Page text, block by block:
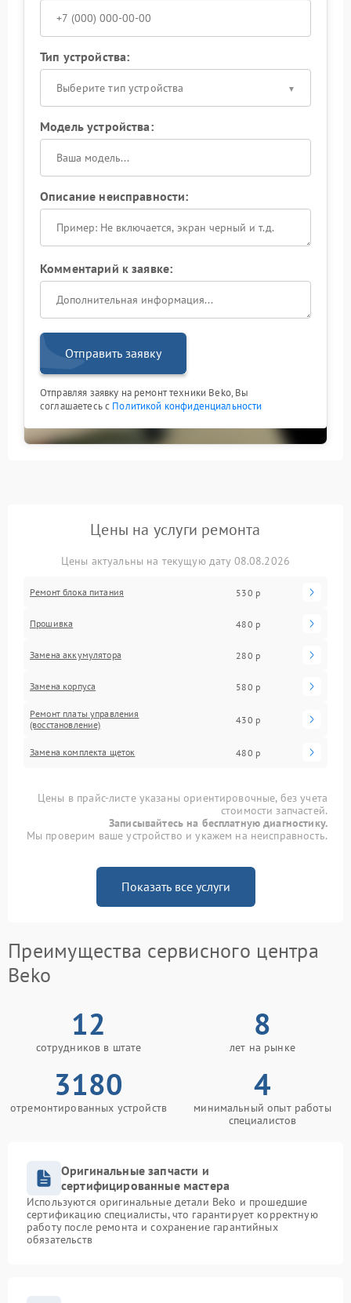
Тип устройства:
Выберите тип устройства
Модель устройства:
Описание неисправности:
Комментарий к заявке:
Отправить заявку
Отправляя заявку на ремонт техники Beko, Вы
соглашаетесь с Политикой конфиденциальности
Цены на услуги ремонта
Цены актуальны на текущую дату 08.08.2026
Ремонт блока питания 530 р
Прошивка 480 р
Замена аккумулятора 280 р
Замена корпуса 580 р
Ремонт платы управления
(восстановление)
430 р
Замена комплекта щеток 480 р
Цены в прайс-листе указаны ориентировочные, без учета
стоимости запчастей.
Записывайтесь на бесплатную диагностику.
Мы проверим ваше устройство и укажем на неисправность.
Показать все услуги
Преимущества сервисного центра
Beko
12
сотрудников в штате
8
лет на рынке
3180
отремонтированных устройств
4
минимальный опыт работы
специалистов
Оригинальные запчасти и
сертифицированные мастера
Используются оригинальные детали Beko и прошедшие
сертификацию специалисты, что гарантирует корректную
работу после ремонта и сохранение гарантийных
обязательств